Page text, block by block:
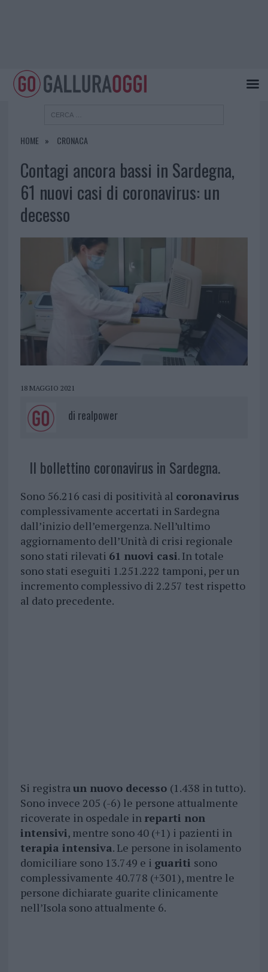
HOME CRONACA
Contagi ancora bassi in Sardegna,
61 nuovi casi di coronavirus: un
decesso
18 MAGGIO 2021
di realpower
Il bollettino coronavirus in Sardegna.
Sono 56.216 casi di positività al coronavirus
complessivamente accertati in Sardegna
dall’inizio dell’emergenza. Nell’ultimo
aggiornamento dell’Unità di crisi regionale
sono stati rilevati 61 nuovi casi. In totale
sono stati eseguiti 1.251.222 tamponi, per un
incremento complessivo di 2.257 test rispetto
al dato precedente.
Si registraun nuovo decesso (1.438 in tutto).
Sono invece 205 (-6) le persone attualmente
ricoverate in ospedale in reparti non
intensivi, mentre sono 40 (+1) i pazienti in
terapia intensiva. Le persone in isolamento
domiciliare sono 13.749 e i guariti sono
complessivamente 40.778 (+301), mentre le
persone dichiarate guarite clinicamente
nell’Isola sono attualmente 6.